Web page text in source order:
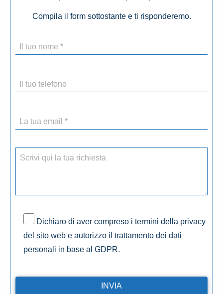
Compila il form sottostante e ti risponderemo.
Dichiaro di aver compreso i termini della privacy
del sito web e autorizzo il trattamento dei dati
personali in base al GDPR.